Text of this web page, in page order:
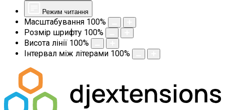
Режим читання
Масштабування 100%
Розмір шрифту 100%
Висота лінії 100%
Інтервал між літерами 100%